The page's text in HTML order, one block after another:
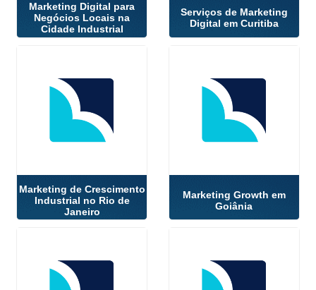
Marketing Digital para
Negócios Locais na
Cidade Industrial
Serviços de Marketing
Digital em Curitiba
Marketing de Crescimento
Industrial no Rio de
Janeiro
Marketing Growth em
Goiânia